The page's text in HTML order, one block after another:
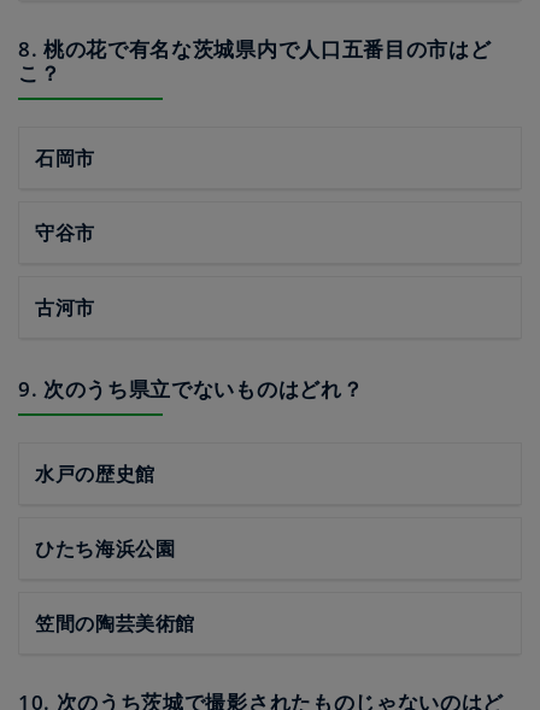
8. 桃の花で有名な茨城県内で人口五番目の市はど
こ？
石岡市
守谷市
古河市
9. 次のうち県立でないものはどれ？
水戸の歴史館
ひたち海浜公園
笠間の陶芸美術館
10. 次のうち茨城で撮影されたものじゃないのはど